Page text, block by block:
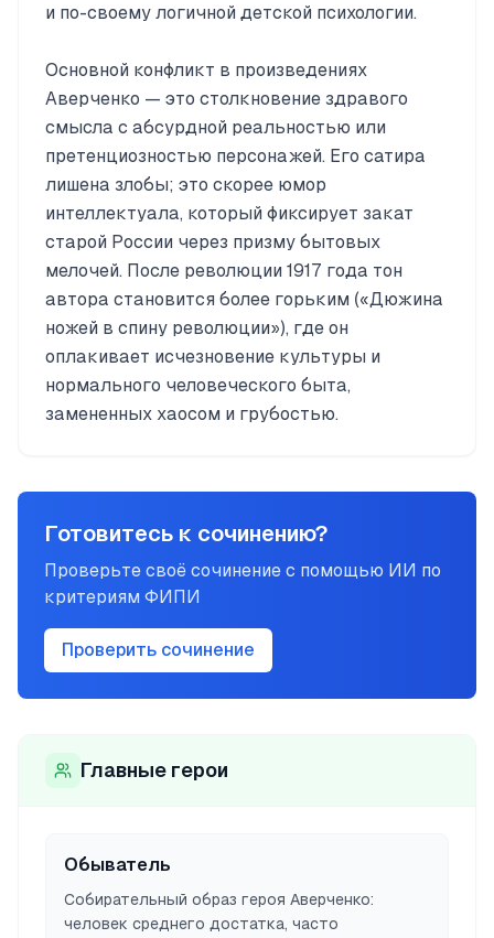
и по-своему логичной детской психологии.
Основной конфликт в произведениях
Аверченко — это столкновение здравого
смысла с абсурдной реальностью или
претенциозностью персонажей. Его сатира
лишена злобы; это скорее юмор
интеллектуала, который фиксирует закат
старой России через призму бытовых
мелочей. После революции 1917 года тон
автора становится более горьким («Дюжина
ножей в спину революции»), где он
оплакивает исчезновение культуры и
нормального человеческого быта,
замененных хаосом и грубостью.
Готовитесь к сочинению?
Проверьте своё сочинение с помощью ИИ по
критериям ФИПИ
Проверить сочинение
Главные герои
Обыватель
Собирательный образ героя Аверченко:
человек среднего достатка, часто